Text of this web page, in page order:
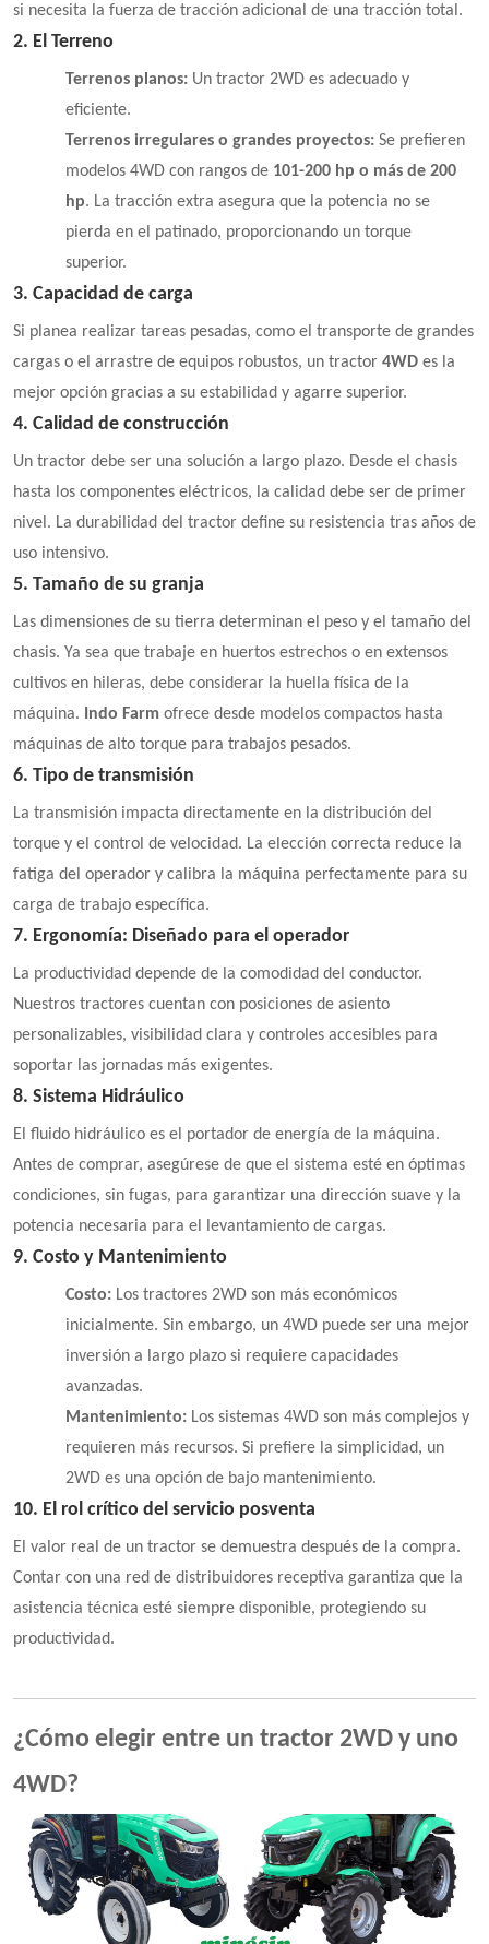
si necesita la fuerza de tracción adicional de una tracción total.
2. El Terreno
Terrenos planos: Un tractor 2WD es adecuado y
eficiente.
Terrenos irregulares o grandes proyectos: Se prefieren
modelos 4WD con rangos de 101-200 hp o más de 200
hp. La tracción extra asegura que la potencia no se
pierda en el patinado, proporcionando un torque
superior.
3. Capacidad de carga
Si planea realizar tareas pesadas, como el transporte de grandes
cargas o el arrastre de equipos robustos, un tractor 4WD es la
mejor opción gracias a su estabilidad y agarre superior.
4. Calidad de construcción
Un tractor debe ser una solución a largo plazo. Desde el chasis
hasta los componentes eléctricos, la calidad debe ser de primer
nivel. La durabilidad del tractor define su resistencia tras años de
uso intensivo.
5. Tamaño de su granja
Las dimensiones de su tierra determinan el peso y el tamaño del
chasis. Ya sea que trabaje en huertos estrechos o en extensos
cultivos en hileras, debe considerar la huella física de la
máquina.
Indo Farm ofrece desde modelos compactos hasta
máquinas de alto torque para trabajos pesados.
6. Tipo de transmisión
La transmisión impacta directamente en la distribución del
torque y el control de velocidad. La elección correcta reduce la
fatiga del operador y calibra la máquina perfectamente para su
carga de trabajo específica.
7. Ergonomía: Diseñado para el operador
La productividad depende de la comodidad del conductor.
Nuestros tractores cuentan con posiciones de asiento
personalizables, visibilidad clara y controles accesibles para
soportar las jornadas más exigentes.
8. Sistema Hidráulico
El fluido hidráulico es el portador de energía de la máquina.
Antes de comprar, asegúrese de que el sistema esté en óptimas
condiciones, sin fugas, para garantizar una dirección suave y la
potencia necesaria para el levantamiento de cargas.
9. Costo y Mantenimiento
Costo: Los tractores 2WD son más económicos
inicialmente. Sin embargo, un 4WD puede ser una mejor
inversión a largo plazo si requiere capacidades
avanzadas.
Mantenimiento: Los sistemas 4WD son más complejos y
requieren más recursos. Si prefiere la simplicidad, un
2WD es una opción de bajo mantenimiento.
10. El rol crítico del servicio posventa
El valor real de un tractor se demuestra después de la compra.
Contar con una red de distribuidores receptiva garantiza que la
asistencia técnica esté siempre disponible, protegiendo su
productividad.
¿Cómo elegir entre un tractor 2WD y uno
4WD?